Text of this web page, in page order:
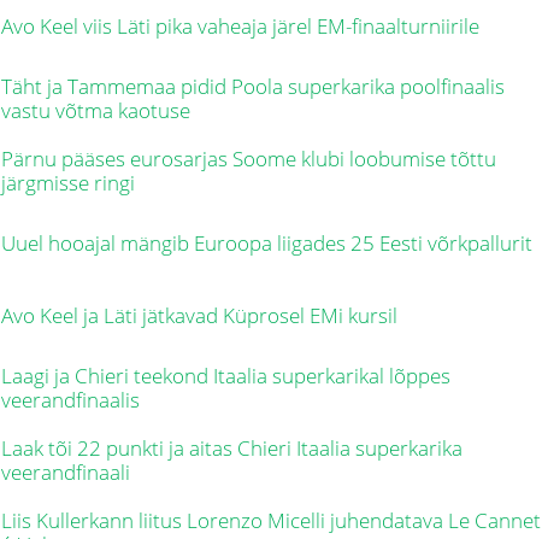
Avo Keel viis Läti pika vaheaja järel EM-finaalturniirile
Täht ja Tammemaa pidid Poola superkarika poolfinaalis
vastu võtma kaotuse
Pärnu pääses eurosarjas Soome klubi loobumise tõttu
järgmisse ringi
Uuel hooajal mängib Euroopa liigades 25 Eesti võrkpallurit
Avo Keel ja Läti jätkavad Küprosel EMi kursil
Laagi ja Chieri teekond Itaalia superkarikal lõppes
veerandfinaalis
Laak tõi 22 punkti ja aitas Chieri Itaalia superkarika
veerandfinaali
Liis Kullerkann liitus Lorenzo Micelli juhendatava Le Cannet